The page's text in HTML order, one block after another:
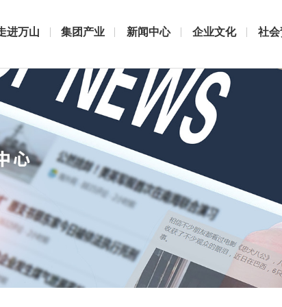
进万山 集团产业 新闻中心 企业文化 社